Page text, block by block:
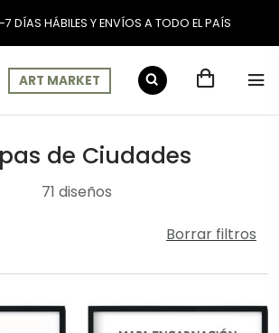
7 DÍAS HÁBILES Y ENVÍOS A TODO EL PAÍS
ART MARKET
de Ciudades
de Ciudades
71 diseños
Borrar filtros